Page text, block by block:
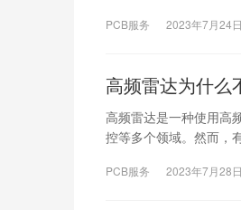
PCB服务 2023年7月24日
高频雷达为什么
高频雷达是一种使用高
控等多个领域。然而，
PCB服务 2023年7月28日